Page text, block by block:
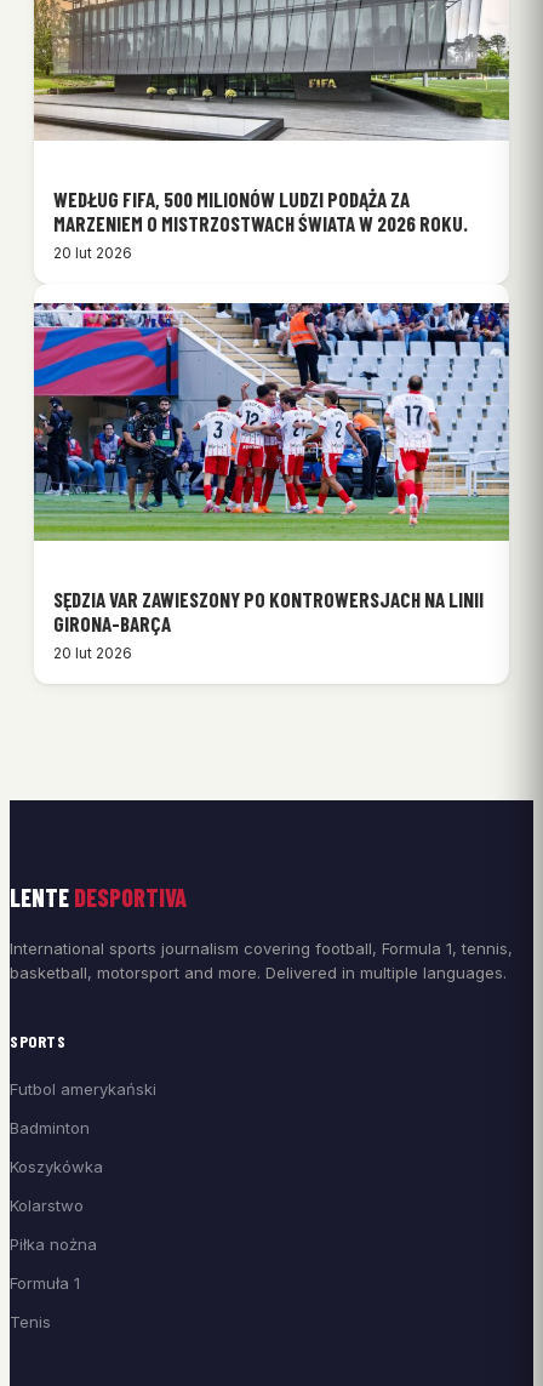
WEDŁUG FIFA, 500 MILIONÓW LUDZI PODĄŻA ZA
MARZENIEM O MISTRZOSTWACH ŚWIATA W 2026 ROKU.
20 lut 2026
SĘDZIA VAR ZAWIESZONY PO KONTROWERSJACH NA LINII
GIRONA-BARÇA
20 lut 2026
LENTE DESPORTIVA
International sports journalism covering football, Formula 1, tennis,
basketball, motorsport and more. Delivered in multiple languages.
SPORTS
Futbol amerykański
Badminton
Koszykówka
Kolarstwo
Piłka nożna
Formuła 1
Tenis